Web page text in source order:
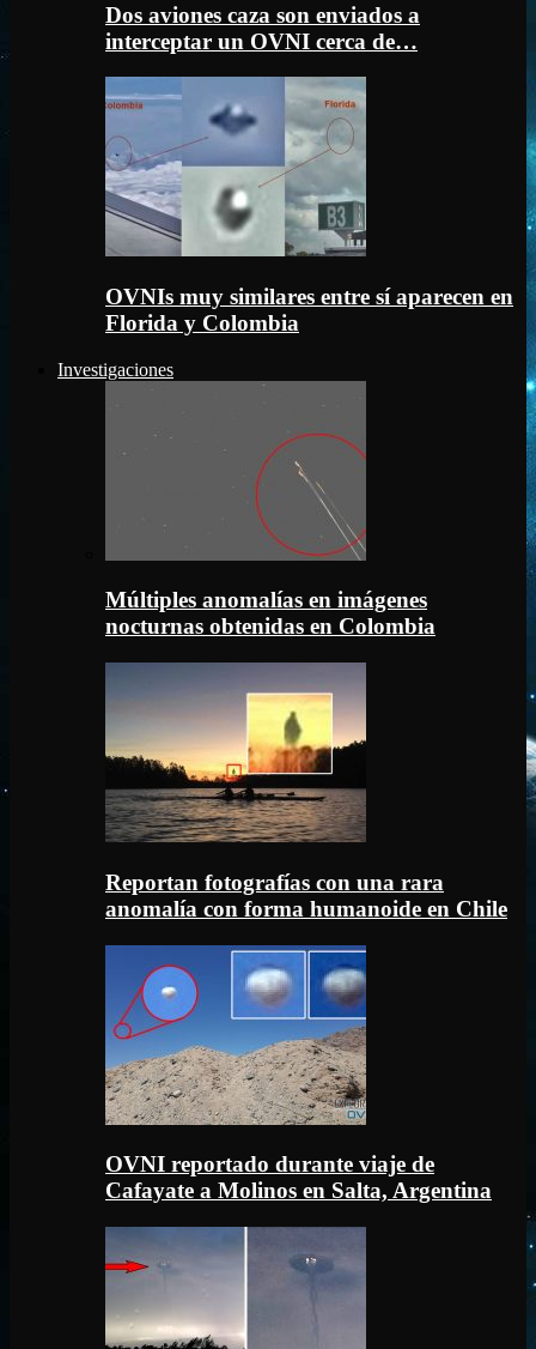
Dos aviones caza son enviados a
interceptar un OVNI cerca de…
OVNIs muy similares entre sí aparecen en
Florida y Colombia
Investigaciones
Múltiples anomalías en imágenes
nocturnas obtenidas en Colombia
Reportan fotografías con una rara
anomalía con forma humanoide en Chile
OVNI reportado durante viaje de
Cafayate a Molinos en Salta, Argentina